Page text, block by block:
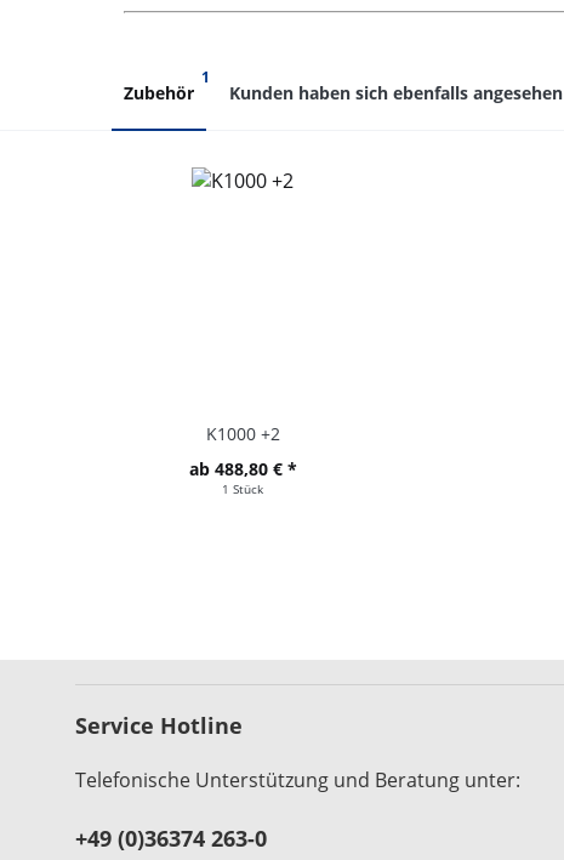
Zubehör
1
Kunden haben sich ebenfalls angesehen
K1000 +2
ab 488,80 € *
1 Stück
Service Hotline
Telefonische Unterstützung und Beratung unter:
+49 (0)36374 263-0